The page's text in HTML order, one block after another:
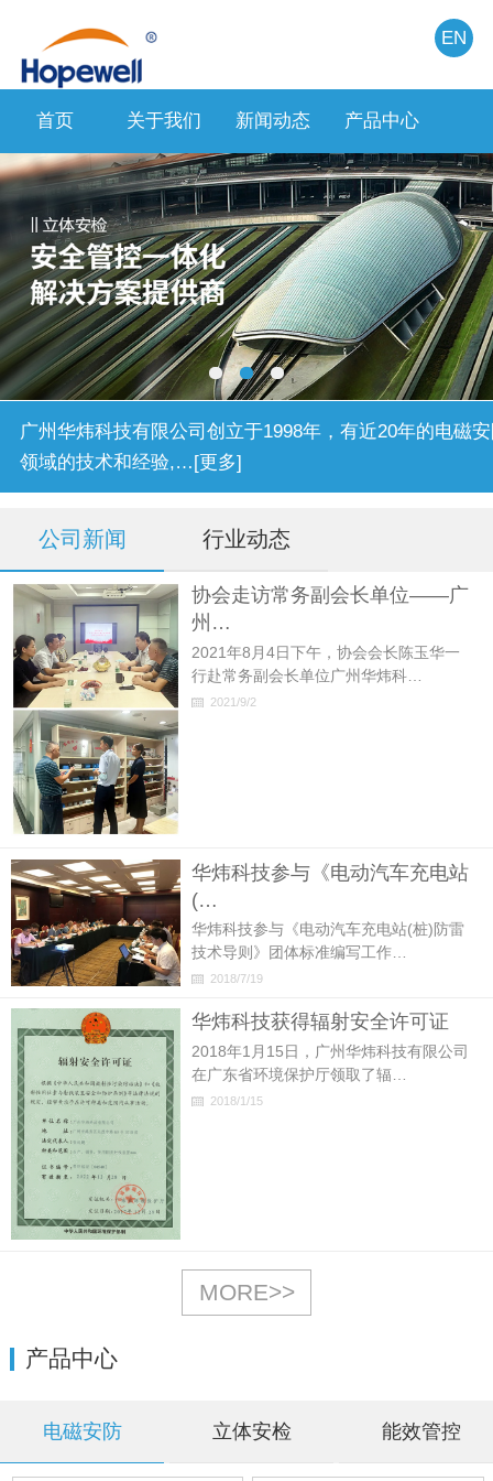
EN
首页 关于我们 新闻动态 产品中心
广州华炜科技有限公司创立于1998年，有近20年的电磁
领域的技术和经验,…[更多]
公司新闻 行业动态
协会走访常务副会长单位——广
州…
2021年8月4日下午，协会会长陈玉华一
行赴常务副会长单位广州华炜科…
2021/9/2
华炜科技参与《电动汽车充电站
(…
华炜科技参与《电动汽车充电站(桩)防雷
技术导则》团体标准编写工作…
2018/7/19
华炜科技获得辐射安全许可证
2018年1月15日，广州华炜科技有限公司
在广东省环境保护厅领取了辐…
2018/1/15
MORE>>
产品中心
电磁安防 立体安检 能效管控